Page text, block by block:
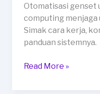
Otomatisasi genset
computing menjaga
Simak cara kerja,
panduan sistemnya.
Mengapa
Read More »